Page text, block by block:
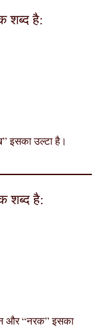
शब्द है:
इसका उल्टा है।
शब्द है:
और “नरक” इसका